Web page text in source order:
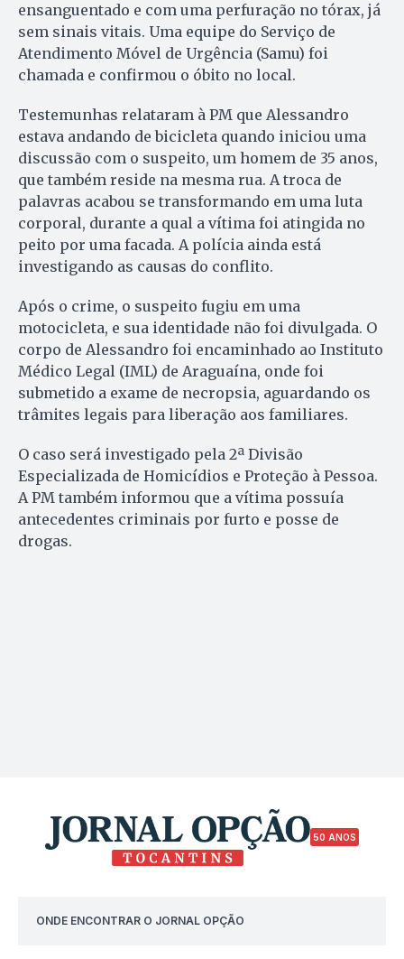
ensanguentado e com uma perfuração no tórax, já
sem sinais vitais. Uma equipe do Serviço de
Atendimento Móvel de Urgência (Samu) foi
chamada e confirmou o óbito no local.
Testemunhas relataram à PM que Alessandro
estava andando de bicicleta quando iniciou uma
discussão com o suspeito, um homem de 35 anos,
que também reside na mesma rua. A troca de
palavras acabou se transformando em uma luta
corporal, durante a qual a vítima foi atingida no
peito por uma facada. A polícia ainda está
investigando as causas do conflito.
Após o crime, o suspeito fugiu em uma
motocicleta, e sua identidade não foi divulgada. O
corpo de Alessandro foi encaminhado ao Instituto
Médico Legal (IML) de Araguaína, onde foi
submetido a exame de necropsia, aguardando os
trâmites legais para liberação aos familiares.
O caso será investigado pela 2ª Divisão
Especializada de Homicídios e Proteção à Pessoa.
A PM também informou que a vítima possuía
antecedentes criminais por furto e posse de
drogas.
50 ANOS
ONDE ENCONTRAR O JORNAL OPÇÃO